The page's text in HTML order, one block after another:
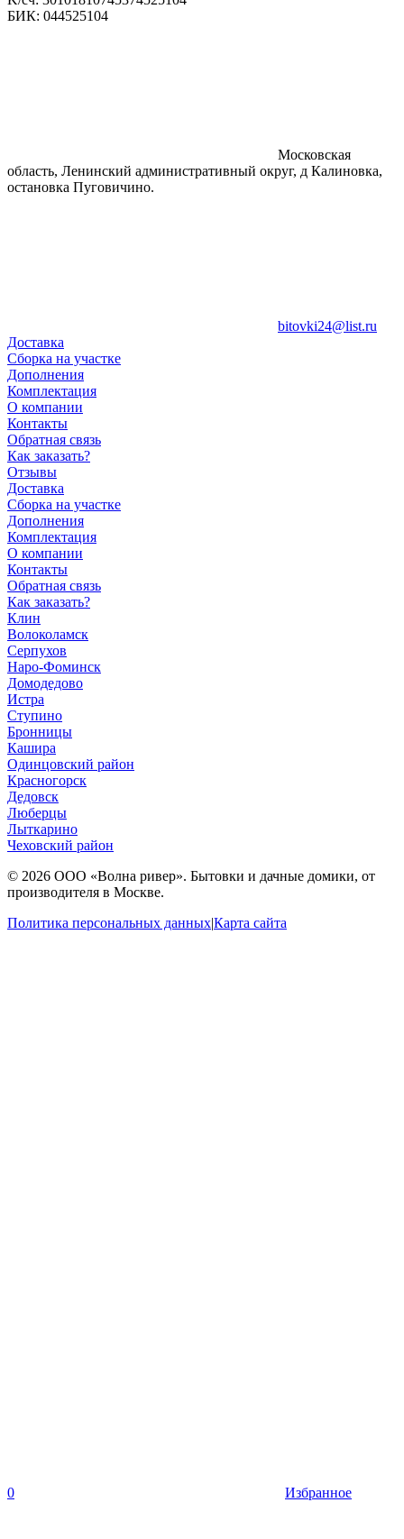
БИК: 044525104
Московская
область, Ленинский административный округ, д Калиновка,
остановка Пуговичино.
bitovki24@list.ru
Доставка
Сборка на участке
Дополнения
Комплектация
О компании
Контакты
Обратная связь
Как заказать?
Отзывы
Доставка
Сборка на участке
Дополнения
Комплектация
О компании
Контакты
Обратная связь
Как заказать?
Клин
Волоколамск
Серпухов
Наро-Фоминск
Домодедово
Истра
Ступино
Бронницы
Кашира
Одинцовский район
Красногорск
Дедовск
Люберцы
Лыткарино
Чеховский район
© 2026 ООО «Волна ривер». Бытовки и дачные домики, от
производителя в Москве.
Политика персональных данных|Карта сайта
0 Избранное